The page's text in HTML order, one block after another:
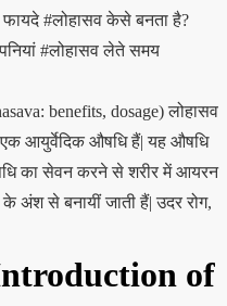
फायदे#लोहासव केसे बनता है?
#लोहासव लेते समय
benefits, dosage) लोहासव
एक आयुर्वेदिक औषधि हैं| यह औषधि
का सेवन करने से शरीर में आयरन
अंश से बनायीं जाती हैं| उदर रोग,
of